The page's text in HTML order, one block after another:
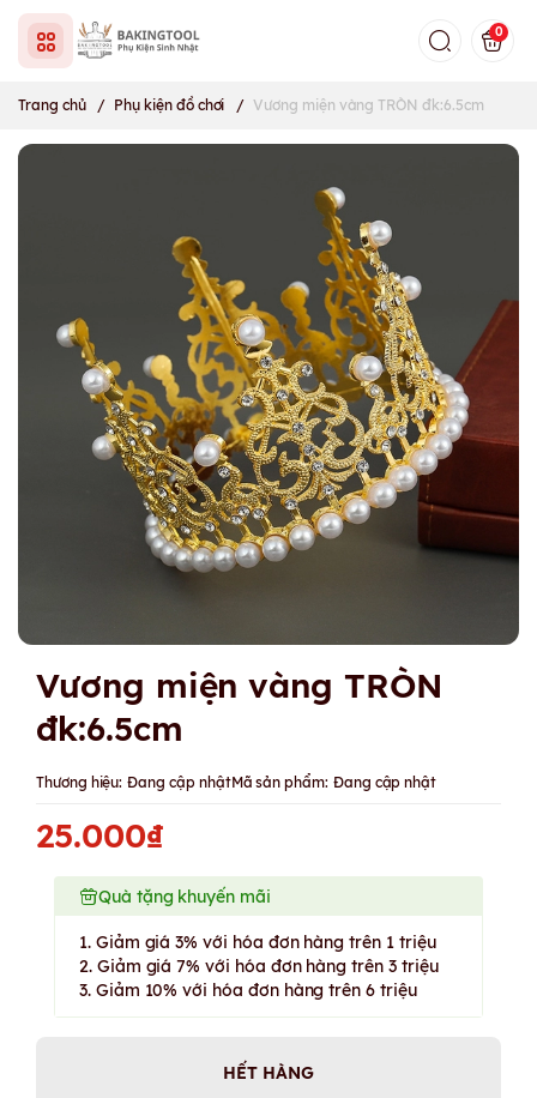
0
Trang chủ / Phụ kiện đồ chơi / Vương miện vàng TRÒN đk:6.5cm
Vương miện vàng TRÒN
đk:6.5cm
Thương hiệu: Đang cập nhậtMã sản phẩm: Đang cập nhật
25.000₫
Quà tặng khuyến mãi
1. Giảm giá 3% với hóa đơn hàng trên 1 triệu
2. Giảm giá 7% với hóa đơn hàng trên 3 triệu
3. Giảm 10% với hóa đơn hàng trên 6 triệu
HẾT HÀNG